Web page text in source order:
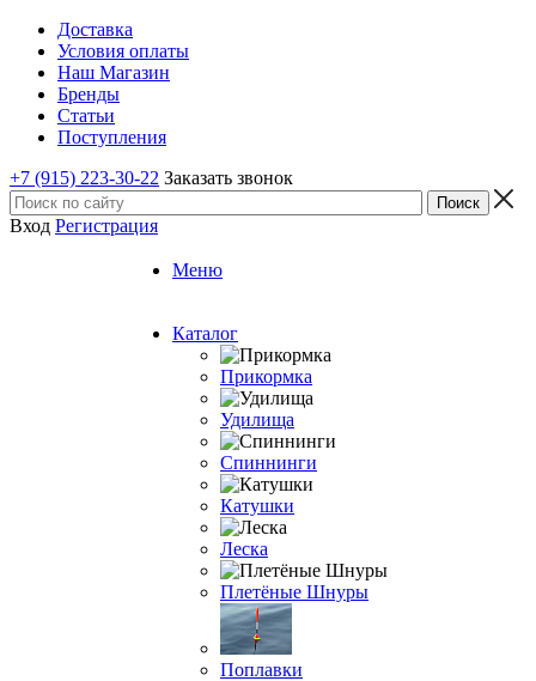
Доставка
Условия оплаты
Наш Магазин
Бренды
Статьи
Поступления
+7 (915) 223-30-22 Заказать звонок
Вход Регистрация
Меню
Каталог
Прикормка
Удилища
Спиннинги
Катушки
Леска
Плетёные Шнуры
Поплавки